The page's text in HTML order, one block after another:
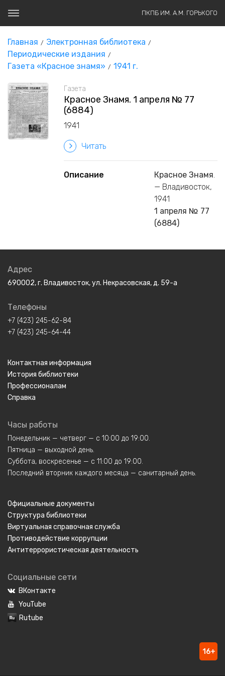
ПКПБ ИМ. А.М. ГОРЬКОГО
Главная
Электронная библиотека
Периодические издания
Газета «Красное знамя»
1941 г.
Газета
Красное Знамя. 1 апреля № 77
(6884)
1941
Читать
Описание Красное Знамя.
— Владивосток,
1941
1 апреля № 77
(6884)
Адрес
690002, г. Владивосток, ул. Некрасовская, д. 59-а
Телефоны
+7 (423) 245-62-84
+7 (423) 245-64-44
Контактная информация
История библиотеки
Профессионалам
Справка
Часы работы
Понедельник — четверг — с 10:00 до 19:00.
Пятница — выходной день.
Суббота, воскресенье — с 11:00 до 19:00.
Последний вторник каждого месяца — санитарный день.
Официальные документы
Структура библиотеки
Виртуальная справочная служба
Противодействие коррупции
Антитеррористическая деятельность
Социальные сети
ВКонтакте
YouTube
Rutube
16+